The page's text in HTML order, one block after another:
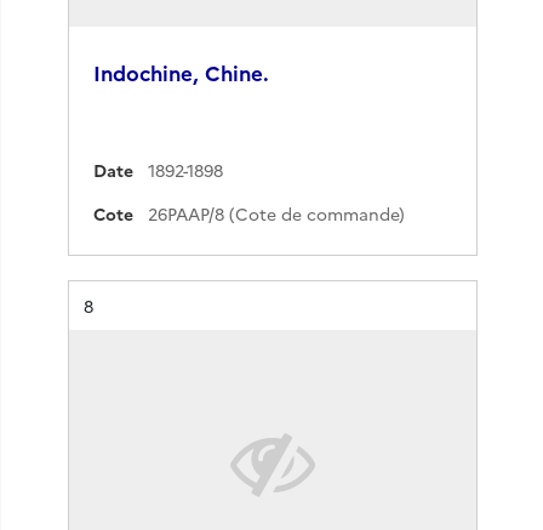
Indochine, Chine.
Date
1892-1898
Cote
26PAAP/8 (Cote de commande)
Résultat n°
8